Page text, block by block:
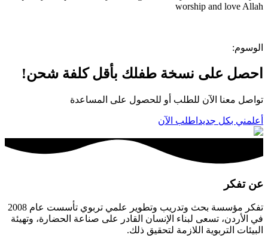
worship and love Allah
الوسوم:
احصل على نسخة طفلك بأقل كلفة شحن!
تواصل معنا الآن للطلب أو للحصول على المساعدة
أعلمني بكل جديد اطلب الآن
عن تفكر
تفكر مؤسسة بحث وتدريب وتطوير علمي تربوي تأسست عام 2008
في الأردن، تسعى لبناء الإنسان القادر على صناعة الحضارة، وتهيئة
البيئات التربوية اللازمة لتحقيق ذلك.